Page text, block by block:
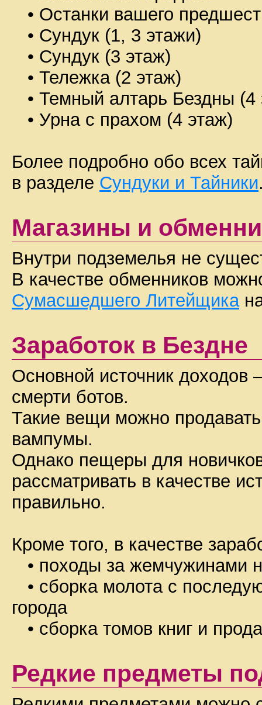
• Останки вашего
• Сундук (1, 3 этажи)
• Сундук (3 этаж)
• Тележка (2 этаж)
• Темный алтарь Бездны (4
• Урна с прахом (4 этаж)
Более подробно обо всех
в разделе Сундуки и Тайники
Магазины и
Внутри подземелья не
В качестве обменников
Сумасшедшего Литейщика
Заработок в Бездне
Основной источник доходов
смерти ботов.
Такие вещи можно
вампумы.
Однако пещеры для
рассматривать в качестве
правильно.
Кроме того, в качестве
• походы за жемчужинами
• сборка молота с
города
• сборка томов книг и
Редкие предметы